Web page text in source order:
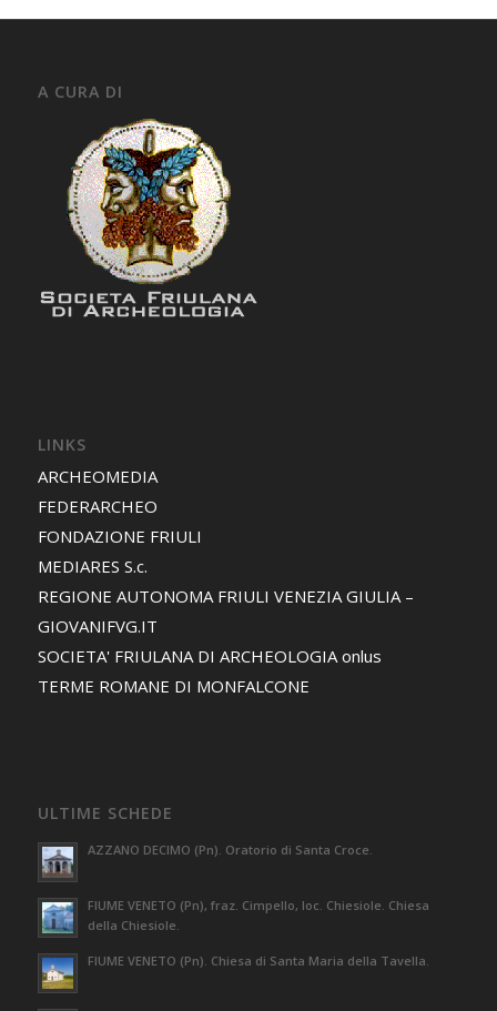
A CURA DI
LINKS
ARCHEOMEDIA
FEDERARCHEO
FONDAZIONE FRIULI
MEDIARES S.c.
REGIONE AUTONOMA FRIULI VENEZIA GIULIA –
GIOVANIFVG.IT
SOCIETA' FRIULANA DI ARCHEOLOGIA onlus
TERME ROMANE DI MONFALCONE
ULTIME SCHEDE
AZZANO DECIMO (Pn). Oratorio di Santa Croce.
FIUME VENETO (Pn), fraz. Cimpello, loc. Chiesiole. Chiesa
della Chiesiole.
FIUME VENETO (Pn). Chiesa di Santa Maria della Tavella.